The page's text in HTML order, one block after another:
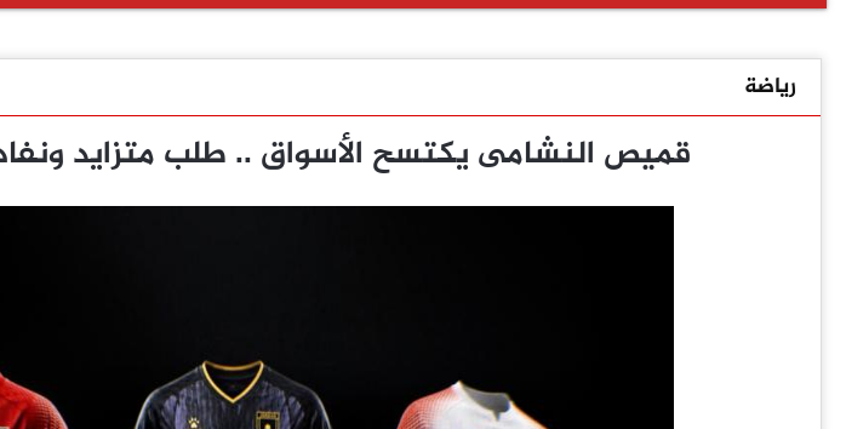
رياضة
قميص النشامى يكتسح الأسواق .. طلب متزايد